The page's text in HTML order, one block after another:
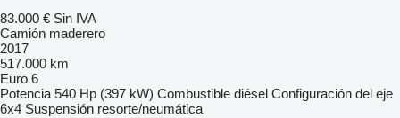
83.000 € Sin IVA
Camión maderero
2017
517.000 km
Euro 6
Potencia 540 Hp (397 kW) Combustible diésel Configuración del eje
6x4 Suspensión resorte/neumática